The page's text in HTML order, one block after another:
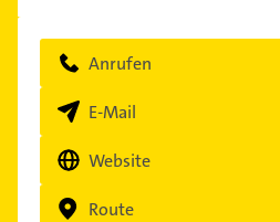
Anrufen
E-Mail
Website
Route